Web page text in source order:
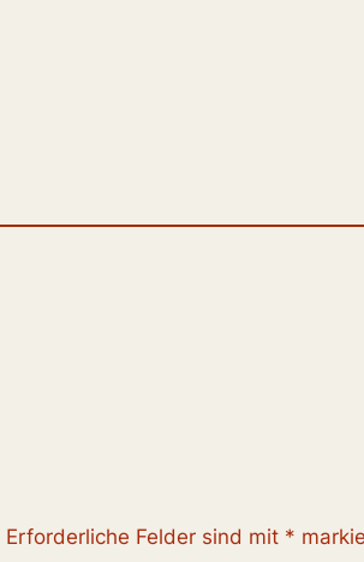
Erforderliche Felder sind mit *